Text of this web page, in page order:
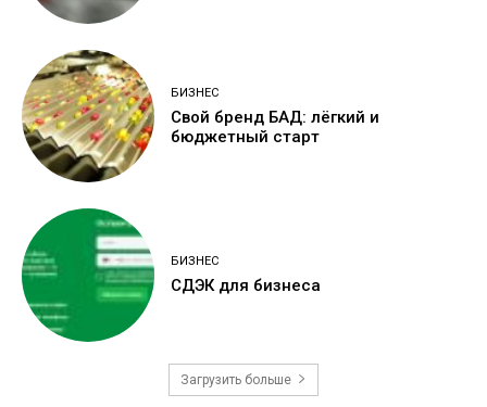
БИЗНЕС
Свой бренд БАД: лёгкий и
бюджетный старт
БИЗНЕС
СДЭК для бизнеса
Загрузить больше